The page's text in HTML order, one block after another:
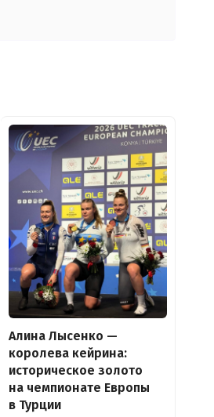
Алина Лысенко —
королева кейрина:
историческое золото
на чемпионате Европы
в Турции